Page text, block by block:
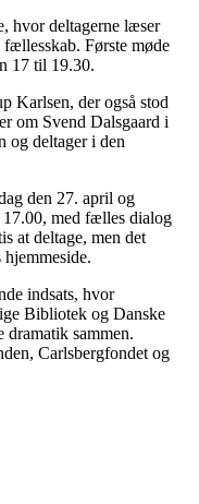
hvor deltagerne læser
Første møde
17 til 19.30.
Karlsen, der også stod
om Svend Dalsgaard i
og deltager i den
den 27. april og
med fælles dialog
at deltage, men det
indsats, hvor
Bibliotek og Danske
sammen.
Carlsbergfondet og